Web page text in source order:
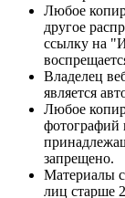
Любое
другое
ссылку на
Владелец
является
Любое
фотографий
запрещено.
Материалы
лиц старше